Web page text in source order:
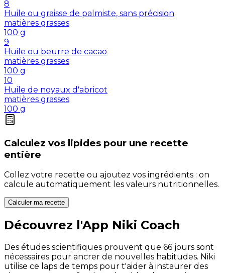
8
Huile ou graisse de palmiste, sans précision
matières grasses
100 g
9
Huile ou beurre de cacao
matières grasses
100 g
10
Huile de noyaux d'abricot
matières grasses
100 g
Calculez vos lipides pour une recette
entière
Collez votre recette ou ajoutez vos ingrédients : on
calcule automatiquement les valeurs nutritionnelles.
Calculer ma recette
Découvrez l'App Niki Coach
Des études scientifiques prouvent que 66 jours sont
nécessaires pour ancrer de nouvelles habitudes. Niki
utilise ce laps de temps pour t'aider à instaurer des